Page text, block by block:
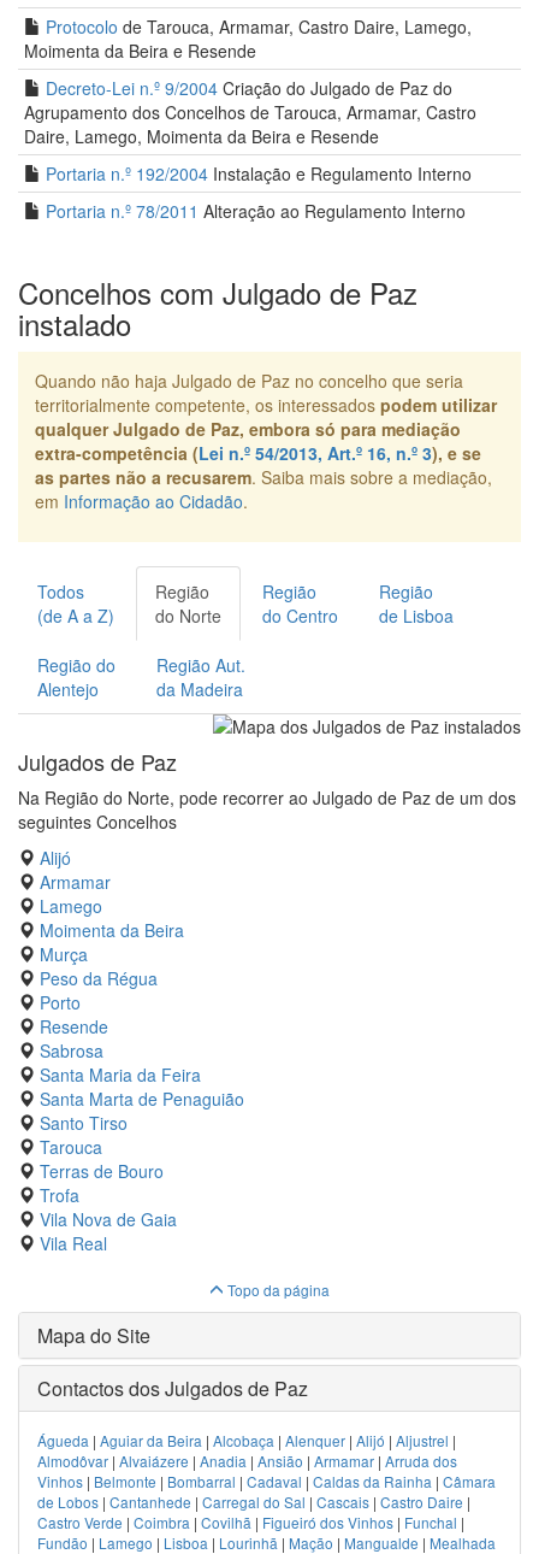
Protocolo de Tarouca, Armamar, Castro Daire, Lamego,
Moimenta da Beira e Resende
Decreto-Lei n.º 9/2004 Criação do Julgado de Paz do
Agrupamento dos Concelhos de Tarouca, Armamar, Castro
Daire, Lamego, Moimenta da Beira e Resende
Portaria n.º 192/2004 Instalação e Regulamento Interno
Portaria n.º 78/2011 Alteração ao Regulamento Interno
Concelhos com Julgado de Paz
instalado
Quando não haja Julgado de Paz no concelho que seria
territorialmente competente, os interessados podem utilizar
qualquer Julgado de Paz, embora só para mediação
extra-competência (Lei n.º 54/2013, Art.º 16, n.º 3), e se
as partes não a recusarem. Saiba mais sobre a mediação,
em Informação ao Cidadão.
Todos
(de A a Z)
Região
do Norte
Região
do Centro
Região
de Lisboa
Região do
Alentejo
Região Aut.
da Madeira
Julgados de Paz
Na Região do Norte, pode recorrer ao Julgado de Paz de um dos
seguintes Concelhos
Alijó
Armamar
Lamego
Moimenta da Beira
Murça
Peso da Régua
Porto
Resende
Sabrosa
Santa Maria da Feira
Santa Marta de Penaguião
Santo Tirso
Tarouca
Terras de Bouro
Trofa
Vila Nova de Gaia
Vila Real
Topo da página
Mapa do Site
Contactos dos Julgados de Paz
Águeda | Aguiar da Beira | Alcobaça | Alenquer | Alijó | Aljustrel |
Almodôvar | Alvaiázere | Anadia | Ansião | Armamar | Arruda dos
Vinhos | Belmonte | Bombarral | Cadaval | Caldas da Rainha | Câmara
de Lobos | Cantanhede | Carregal do Sal | Cascais | Castro Daire |
Castro Verde | Coimbra | Covilhã | Figueiró dos Vinhos | Funchal |
Fundão | Lamego | Lisboa | Lourinhã | Mação | Mangualde | Mealhada